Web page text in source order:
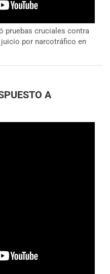
pruebas cruciales contra
por narcotráfico en
A